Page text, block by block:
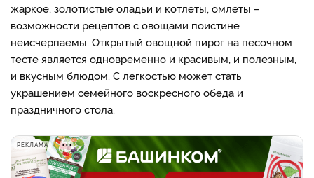
жаркое, золотистые оладьи и котлеты, омлеты –
возможности рецептов с овощами поистине
неисчерпаемы. Открытый овощной пирог на песочном
тесте является одновременно и красивым, и полезным,
и вкусным блюдом. С легкостью может стать
украшением семейного воскресного обеда и
праздничного стола.
РЕКЛАМА